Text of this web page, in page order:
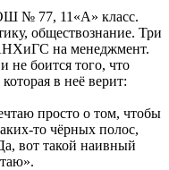
№ 77, 11«А» класс.
обществознание. Три
на менеджмент.
не боится того, что
в неё верит:
просто о том, чтобы
то чёрных полос,
вот такой наивный